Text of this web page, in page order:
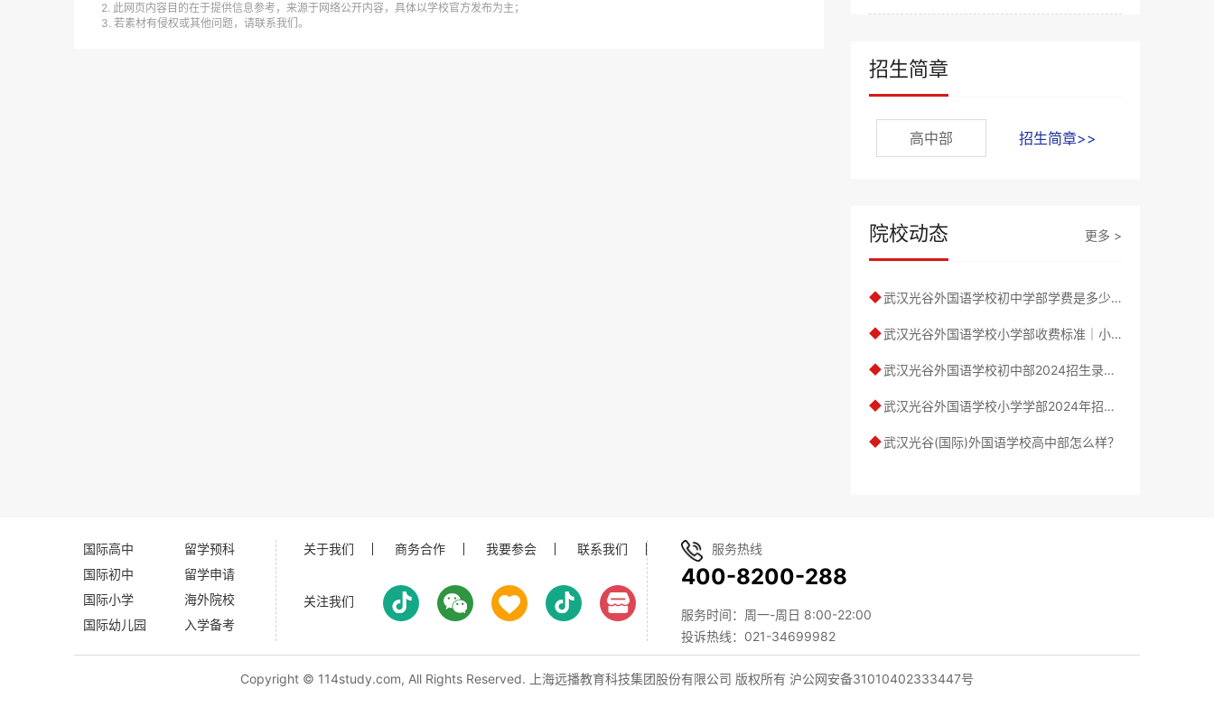
2. 此网页内容目的在于提供信息参考，来源于网络公开内容，具体以学校官方发布为主；
3. 若素材有侵权或其他问题，请联系我们。
招生简章
高中部 招生简章>>
院校动态 更多 >
◆ 武汉光谷外国语学校初中学部学费是多少｜初中学部详情介绍
◆ 武汉光谷外国语学校小学部收费标准｜小学学部详细介绍
◆ 武汉光谷外国语学校初中部2024招生录取及收费标准
◆ 武汉光谷外国语学校小学学部2024年招生录取及收费标准
◆武汉光谷(国际)外国语学校高中部怎么样？
国际高中
国际初中
国际小学
国际幼儿园
留学预科
留学申请
海外院校
入学备考
关于我们 商务合作 我要参会 联系我们
关注我们
服务热线
400-8200-288
服务时间：周一-周日 8:00-22:00
投诉热线：021-34699982
Copyright © 114study.com, All Rights Reserved. 上海远播教育科技集团股份有限公司 版权所有 沪公网安备31010402333447号